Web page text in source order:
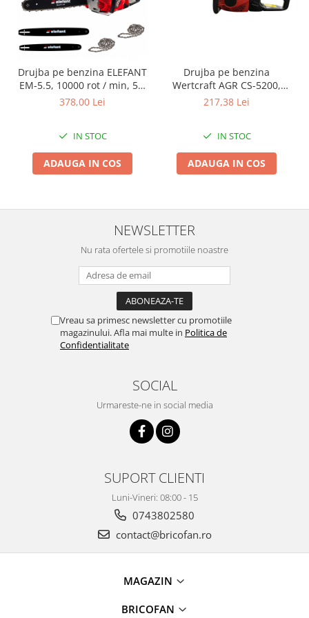
Compresoare auto si pompe
Cricuri
Intretinere interior/exterior
Modulatoare FM
Perii de zapada si raclete
Pompe de transfer
Accesorii si componente craciun
Decoratiuni luminoase exterioare &
Figurine muzicale
Figurine si decoratiuni Craciun
Furtun - Tub - rola craciun
Instalatii Craciun 220V
Instalatii cu baterii
Instalatii liniare/sir
Instalatii turturi-franjuri
Drujba pe benzina ELEFANT
EM-5.5, 10000 rot / min, 5,5
CP
378,00 Lei
IN STOC
ADAUGA IN COS
Drujba pe benzina
Wertcraft AGR CS-5200,
52cc, 2.85 CP, Lama 40 CM
217,38 Lei
IN STOC
ADAUGA IN COS
NEWSLETTER
Nu rata ofertele si promotiile noastre
Vreau sa primesc newsletter cu promotiile
magazinului. Afla mai multe in Politica de
Confidentialitate
SOCIAL
Urmareste-ne in social media
SUPORT CLIENTI
Luni-Vineri: 08:00 - 15
0743802580
contact@bricofan.ro
MAGAZIN
BRICOFAN